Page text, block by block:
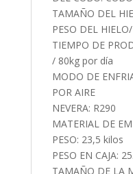
TAMAÑO DEL
PESO DEL
TIEMPO DE
/ 80kg por día
MODO DE
POR AIRE
NEVERA: R290
MATERIAL DE
PESO: 23,5 kilos
PESO EN CAJA:
TAMAÑO DE LA